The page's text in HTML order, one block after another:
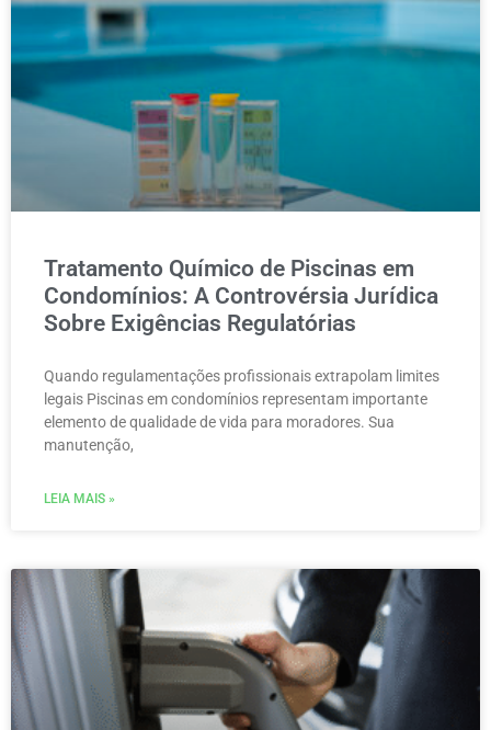
Tratamento Químico de Piscinas em
Condomínios: A Controvérsia Jurídica
Sobre Exigências Regulatórias
Quando regulamentações profissionais extrapolam limites
legais Piscinas em condomínios representam importante
elemento de qualidade de vida para moradores. Sua
manutenção,
LEIA MAIS »